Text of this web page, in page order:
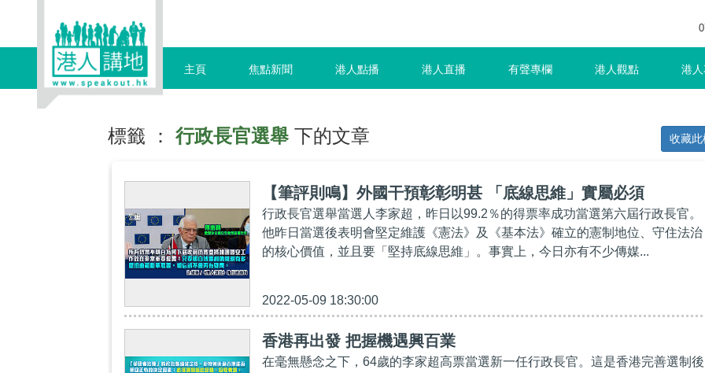
主頁 焦點新聞 港人點播 港人直播 有聲專欄 港人觀點 港
標籤 ： 行政長官選舉 下的文章 收藏此
【筆評則鳴】外國干預彰彰明甚 「底線思維」實屬必須
行政長官選舉當選人李家超，昨日以99.2％的得票率成功當選第六屆行政長官。
他昨日當選後表明會堅定維護《憲法》及《基本法》確立的憲制地位、守住法治
的核心價值，並且要「堅持底線思維」。事實上，今日亦有不少傳媒...
2022-05-09 18:30:00
香港再出發 把握機遇興百業
在毫無懸念之下，64歲的李家超高票當選新一任行政長官。這是香港完善選制後